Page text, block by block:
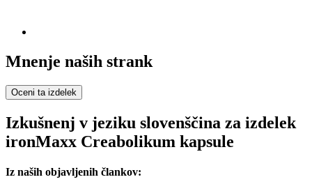
Mnenje naših strank
Oceni ta izdelek
Izkušnenj v jeziku slovenščina za izdelek
ironMaxx Creabolikum kapsule
Iz naših objavljenih člankov: